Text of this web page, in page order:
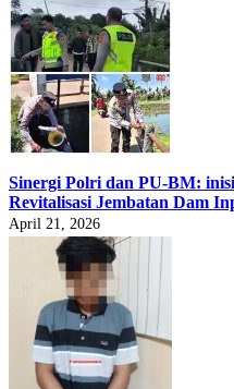
Sinergi Polri dan PU-BM:
Revitalisasi Jembatan Dam
April 21, 2026